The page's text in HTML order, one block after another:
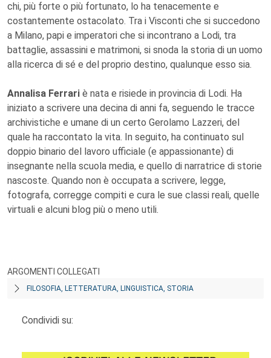
chi, più forte o più fortunato, lo ha tenacemente e
costantemente ostacolato. Tra i Visconti che si succedono
a Milano, papi e imperatori che si incontrano a Lodi, tra
battaglie, assassini e matrimoni, si snoda la storia di un uomo
alla ricerca di sé e del proprio destino, qualunque esso sia.
Annalisa Ferrari è nata e risiede in provincia di Lodi. Ha
iniziato a scrivere una decina di anni fa, seguendo le tracce
archivistiche e umane di un certo Gerolamo Lazzeri, del
quale ha raccontato la vita. In seguito, ha continuato sul
doppio binario del lavoro ufficiale (e appassionante) di
insegnante nella scuola media, e quello di narratrice di storie
nascoste. Quando non è occupata a scrivere, legge,
fotografa, corregge compiti e cura le sue classi reali, quelle
virtuali e alcuni blog più o meno utili.
ARGOMENTI COLLEGATI
FILOSOFIA, LETTERATURA, LINGUISTICA, STORIA
Condividi su: